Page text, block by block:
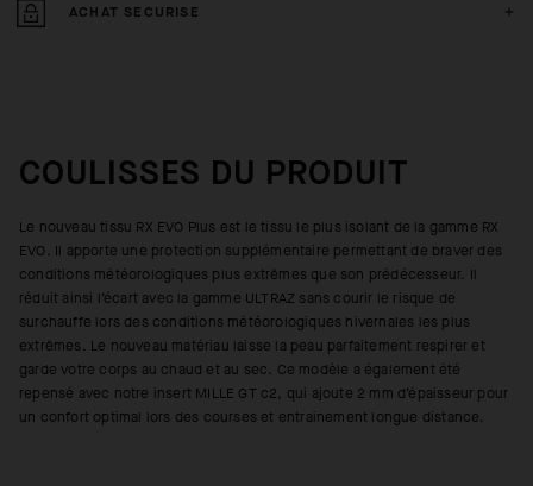
ACHAT SECURISE
COULISSES DU PRODUIT
Le nouveau tissu RX EVO Plus est le tissu le plus isolant de la gamme RX
EVO. Il apporte une protection supplémentaire permettant de braver des
conditions météorologiques plus extrêmes que son prédécesseur. Il
réduit ainsi l’écart avec la gamme ULTRAZ sans courir le risque de
surchauffe lors des conditions météorologiques hivernales les plus
extrêmes. Le nouveau matériau laisse la peau parfaitement respirer et
garde votre corps au chaud et au sec. Ce modèle a également été
repensé avec notre insert MILLE GT c2, qui ajoute 2 mm d’épaisseur pour
un confort optimal lors des courses et entrainement longue distance.